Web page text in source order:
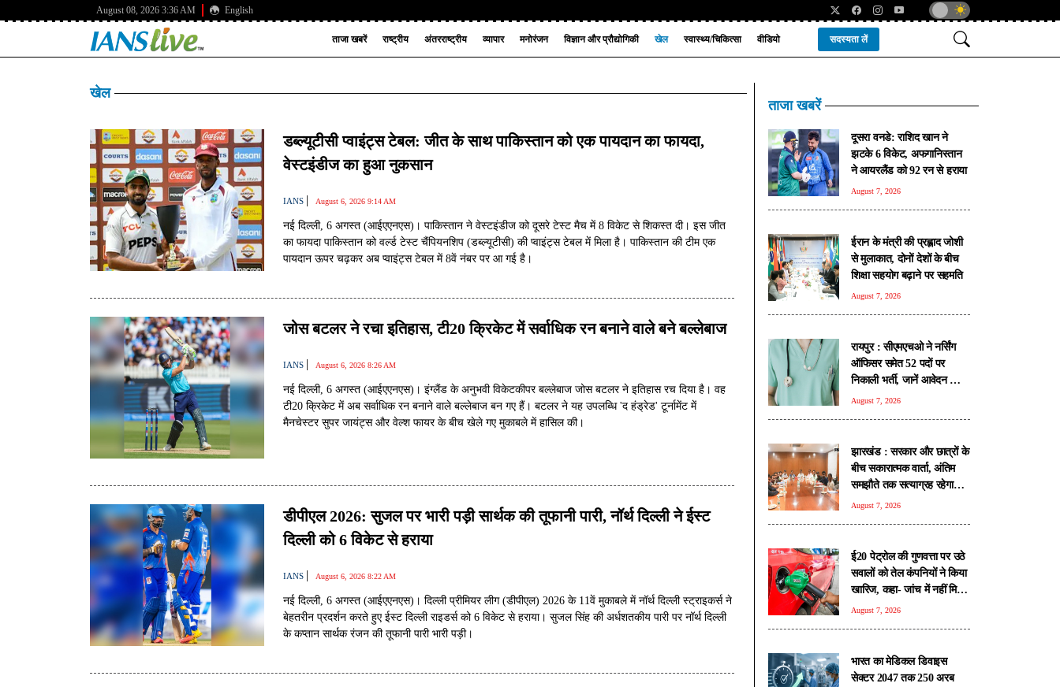
August 08, 2026 3:36 AM English
ताजा खबरें राष्ट्रीय अंतरराष्ट्रीय व्यापार मनोरंजन विज्ञान और प्रौद्योगिकी खेल स्वास्थ्य/चिकित्सा वीडियो सदस्यता लें
खेल
डब्ल्यूटीसी प्वाइंट्स टेबल: जीत के साथ पाकिस्तान को एक पायदान का फायदा,
वेस्टइंडीज का हुआ नुकसान
IANS | August 6, 2026 9:14 AM
नई दिल्ली, 6 अगस्त (आईएएनएस)। पाकिस्तान ने वेस्टइंडीज को दूसरे टेस्ट मैच में 8 विकेट से शिकस्त दी। इस जीत
का फायदा पाकिस्तान को वर्ल्ड टेस्ट चैंपियनशिप (डब्ल्यूटीसी) की प्वाइंट्स टेबल में मिला है। पाकिस्तान की टीम एक
पायदान ऊपर चढ़कर अब प्वाइंट्स टेबल में 8वें नंबर पर आ गई है।
जोस बटलर ने रचा इतिहास, टी20 क्रिकेट में सर्वाधिक रन बनाने वाले बने बल्लेबाज
IANS | August 6, 2026 8:26 AM
नई दिल्ली, 6 अगस्त (आईएएनएस)। इंग्लैंड के अनुभवी विकेटकीपर बल्लेबाज जोस बटलर ने इतिहास रच दिया है। वह
टी20 क्रिकेट में अब सर्वाधिक रन बनाने वाले बल्लेबाज बन गए हैं। बटलर ने यह उपलब्धि 'द हंड्रेड' टूर्नामेंट में
मैनचेस्टर सुपर जायंट्स और वेल्श फायर के बीच खेले गए मुकाबले में हासिल की।
डीपीएल 2026: सुजल पर भारी पड़ी सार्थक की तूफानी पारी, नॉर्थ दिल्ली ने ईस्ट
दिल्ली को 6 विकेट से हराया
IANS | August 6, 2026 8:22 AM
नई दिल्ली, 6 अगस्त (आईएएनएस)। दिल्ली प्रीमियर लीग (डीपीएल) 2026 के 11वें मुकाबले में नॉर्थ दिल्ली स्ट्राइकर्स ने
बेहतरीन प्रदर्शन करते हुए ईस्ट दिल्ली राइडर्स को 6 विकेट से हराया। सुजल सिंह की अर्धशतकीय पारी पर नॉर्थ दिल्ली
के कप्तान सार्थक रंजन की तूफानी पारी भारी पड़ी।
ताजा खबरें
दूसरा वनडे: राशिद खान ने
झटके 6 विकेट, अफगानिस्तान
ने आयरलैंड को 92 रन से हराया
August 7, 2026
ईरान के मंत्री की प्रह्लाद जोशी
से मुलाकात, दोनों देशों के बीच
शिक्षा सहयोग बढ़ाने पर सहमति
August 7, 2026
रायपुर : सीएमएचओ ने नर्सिंग
ऑफिसर समेत 52 पदों पर
निकाली भर्ती, जानें आवेदन की
सभी शर्तें
August 7, 2026
झारखंड : सरकार और छात्रों के
बीच सकारात्मक वार्ता, अंतिम
समझौते तक सत्याग्रह रहेगा
जारी
August 7, 2026
ई20 पेट्रोल की गुणवत्ता पर उठे
सवालों को तेल कंपनियों ने किया
खारिज, कहा- जांच में नहीं मिली
कोई गड़बड़ी
August 7, 2026
भारत का मेडिकल डिवाइस
सेक्टर 2047 तक 250 अरब